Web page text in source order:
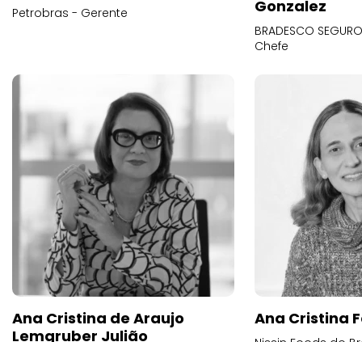
Petrobras - Gerente Gonzalez
BRADESCO
Chefe
Ana Cristina de Araujo
Lemgruber Julião
Ana Cristina